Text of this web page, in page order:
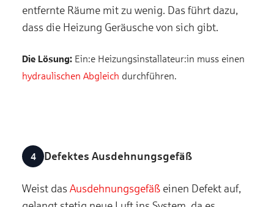
entfernte Räume mit zu wenig. Das führt dazu,
dass die Heizung Geräusche von sich gibt.
Die Lösung: Ein:e Heizungsinstallateur:in muss einen
hydraulischen Abgleich durchführen.
Defektes Ausdehnungsgefäß
Weist dasAusdehnungsgefäß einen Defekt auf,